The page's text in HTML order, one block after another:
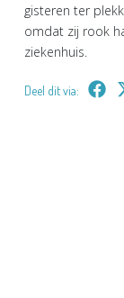
gisteren ter
omdat zij rook
ziekenhuis.
Deel dit via: